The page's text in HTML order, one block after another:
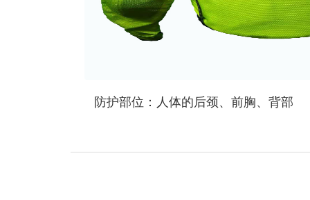
防护部位：人体的后颈、前胸、背部